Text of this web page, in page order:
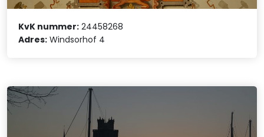
KvK nummer: 24458268
Adres: Windsorhof 4